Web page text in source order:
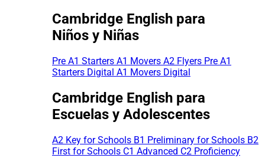
Cambridge English para
Niños y Niñas
Pre A1 Starters A1 Movers A2 Flyers Pre A1
Starters Digital A1 Movers Digital
Cambridge English para
Escuelas y Adolescentes
A2 Key for Schools B1 Preliminary for Schools B2
First for Schools C1 Advanced C2 Proficiency